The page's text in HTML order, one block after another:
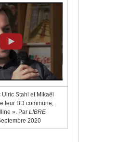
Stahl et Mikaël
leur BD commune,
». ParLIBRE
2020